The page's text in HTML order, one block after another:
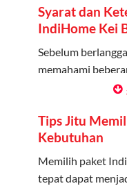
melalui aplikasi
Bagikan Kuota:
menggunakan
Pantau
kuota melalui
Syarat dan
IndiHome Kei
Sebelum
memahami
Kontrak
Pelanggan harus
Berlangganan
layanan indihome
Tips Jitu
Kebutuhan
Memilih paket
tepat dapat